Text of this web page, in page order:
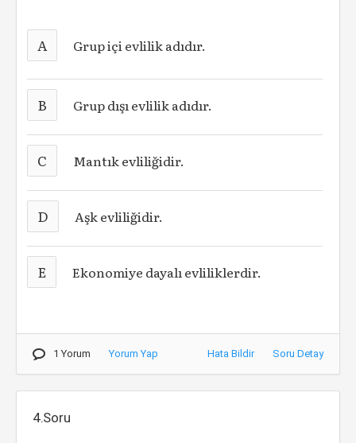
A Grup içi evlilik adıdır.
B Grup dışı evlilik adıdır.
C Mantık evliliğidir.
D Aşk evliliğidir.
E Ekonomiye dayalı evliliklerdir.
1 Yorum Yorum Yap Hata Bildir Soru Detay
4.Soru